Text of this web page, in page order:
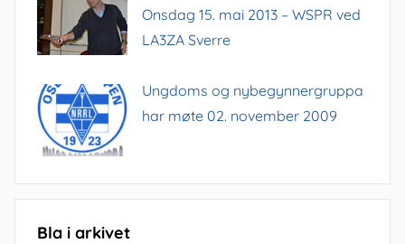
Onsdag 15. mai 2013 – WSPR ved
LA3ZA Sverre
Ungdoms og nybegynnergruppa
har møte 02. november 2009
Bla i arkivet